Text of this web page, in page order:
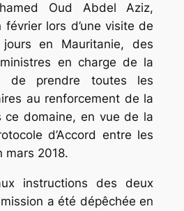
Oud Abdel Aziz,
lors d’une visite de
en Mauritanie, des
en charge de la
de prendre toutes les
au renforcement de la
ce domaine, en vue de la
d’Accord entre les
mars 2018.
instructions des deux
a été dépêchée en